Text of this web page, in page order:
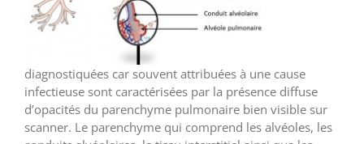
diagnostiquées car souvent attribuées à une cause
infectieuse sont caractérisées par la présence diffuse
d’opacités du parenchyme pulmonaire bien visible sur
scanner. Le parenchyme qui comprend les alvéoles, les